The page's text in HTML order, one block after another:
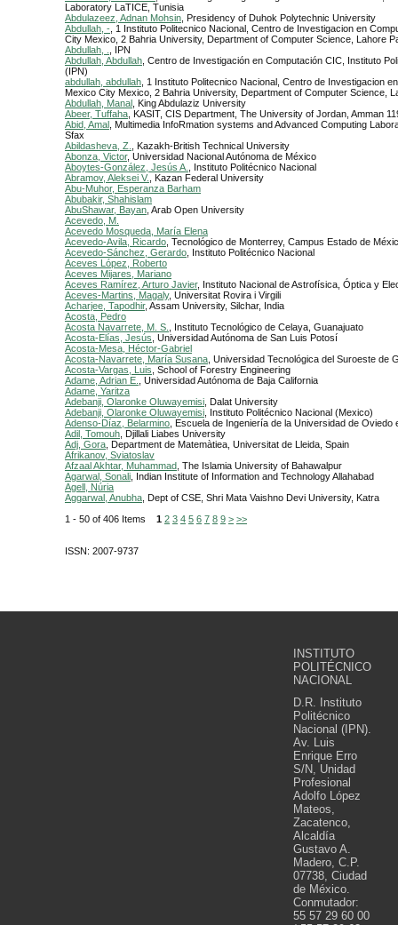
Laboratory LaTICE, Tunisia
Abdulazeez, Adnan Mohsin , Presidency of Duhok Polytechnic University
Abdullah, - , 1 Instituto Politecnico Nacional, Centro de Investigacion en
City Mexico, 2 Bahria University, Department of Computer Science, Lahore
Abdullah, .
, IPN
Abdullah, Abdullah , Centro de Investigación en Computación CIC, Instituto
(IPN)
abdullah, abdullah , 1 Instituto Politecnico Nacional, Centro de Investigacion
Mexico City Mexico, 2 Bahria University, Department of Computer Science,
Abdullah, Manal
, King Abdulaziz University
Abeer, Tuffaha , KASIT, CIS Department, The University of Jordan, Amman
Abid, Amal
, Multimedia InfoRmation systems and Advanced Computing
Sfax
Abildasheva, Z.
, Kazakh-British Technical University
Abonza, Victor, Universidad Nacional Autónoma de México
Aboytes-González, Jesús A.
, Instituto Politécnico Nacional
Abramov, Aleksei V.
, Kazan Federal University
Abu-Muhor, Esperanza Barham
Abubakir, Shahislam
AbuShawar, Bayan , Arab Open University
Acevedo, M.
Acevedo Mosqueda, María Elena
Acevedo-Avila, Ricardo , Tecnológico de Monterrey, Campus Estado de
Acevedo-Sánchez, Gerardo , Instituto Politécnico Nacional
Aceves López, Roberto
Aceves Mijares, Mariano
Aceves Ramírez, Arturo Javier, Instituto Nacional de Astrofísica, Óptica y
Aceves-Martins, Magaly, Universitat Rovira i Virgili
Acharjee, Tapodhir, Assam University, Silchar, India
Acosta, Pedro
Acosta Navarrete, M. S.
, Instituto Tecnológico de Celaya, Guanajuato
Acosta-Elías, Jesús , Universidad Autónoma de San Luis Potosí
Acosta-Mesa, Héctor-Gabriel
Acosta-Navarrete, María Susana , Universidad Tecnológica del Suroeste de
Acosta-Vargas, Luis , School of Forestry Engineering
Adame, Adrian E.
, Universidad Autónoma de Baja California
Adame, Yaritza
Adebanji, Olaronke Oluwayemisi , Dalat University
Adebanji, Olaronke Oluwayemisi , Instituto Politécnico Nacional (Mexico)
Adenso-Díaz, Belarmino , Escuela de Ingeniería de la Universidad de Oviedo
Adil, Tomouh , Djillali Liabes University
Adj, Gora , Department de Matemàtiea, Universitat de Lleida, Spain
Afrikanov, Sviatoslav
Afzaal Akhtar, Muhammad , The Islamia University of Bahawalpur
Agarwal, Sonali , Indian Institute of Information and Technology Allahabad
Agell, Núria
Aggarwal, Anubha , Dept of CSE, Shri Mata Vaishno Devi University, Katra
1 - 50 of 406 Items 1 2 3 4 5 6 7 8 9 > >>
ISSN: 2007-9737
INSTITUTO
POLITÉCNICO
NACIONAL
D.R. Instituto
Politécnico
Nacional (IPN).
Av. Luis
Enrique Erro
S/N, Unidad
Profesional
Adolfo López
Mateos,
Zacatenco,
Alcaldía
Gustavo A.
Madero, C.P.
07738, Ciudad
de México.
Conmutador:
55 57 29 60 00